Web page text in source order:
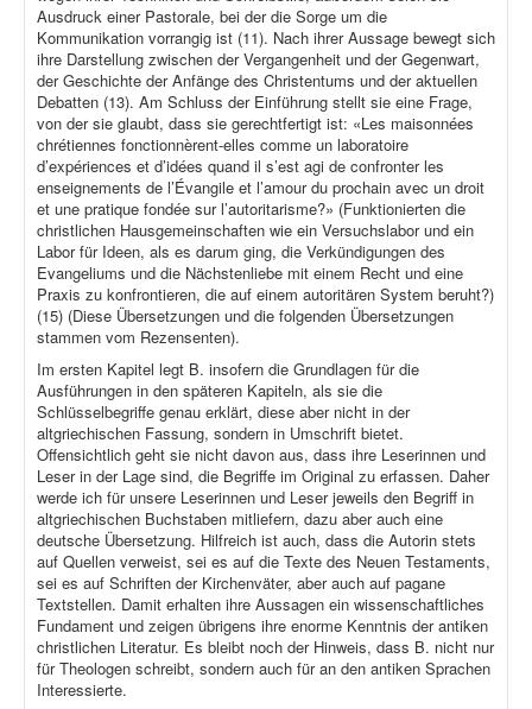
Ausdruck einer Pastorale, bei der die Sorge um die
Kommunikation vorrangig ist (11). Nach ihrer Aussage bewegt sich
ihre Darstellung zwischen der Vergangenheit und der Gegenwart,
der Geschichte der Anfänge des Christentums und der aktuellen
Debatten (13). Am Schluss der Einführung stellt sie eine Frage,
von der sie glaubt, dass sie gerechtfertigt ist: «Les maisonnées
chrétiennes fonctionnèrent-elles comme un laboratoire
d’expériences et d’idées quand il s’est agi de confronter les
enseignements de l’Évangile et l’amour du prochain avec un droit
et une pratique fondée sur l’autoritarisme?» (Funktionierten die
christlichen Hausgemeinschaften wie ein Versuchslabor und ein
Labor für Ideen, als es darum ging, die Verkündigungen des
Evangeliums und die Nächstenliebe mit einem Recht und eine
Praxis zu konfrontieren, die auf einem autoritären System beruht?)
(15) (Diese Übersetzungen und die folgenden Übersetzungen
stammen vom Rezensenten).
Im ersten Kapitel legt B. insofern die Grundlagen für die
Ausführungen in den späteren Kapiteln, als sie die
Schlüsselbegriffe genau erklärt, diese aber nicht in der
altgriechischen Fassung, sondern in Umschrift bietet.
Offensichtlich geht sie nicht davon aus, dass ihre Leserinnen und
Leser in der Lage sind, die Begriffe im Original zu erfassen. Daher
werde ich für unsere Leserinnen und Leser jeweils den Begriff in
altgriechischen Buchstaben mitliefern, dazu aber auch eine
deutsche Übersetzung. Hilfreich ist auch, dass die Autorin stets
auf Quellen verweist, sei es auf die Texte des Neuen Testaments,
sei es auf Schriften der Kirchenväter, aber auch auf pagane
Textstellen. Damit erhalten ihre Aussagen ein wissenschaftliches
Fundament und zeigen übrigens ihre enorme Kenntnis der antiken
christlichen Literatur. Es bleibt noch der Hinweis, dass B. nicht nur
für Theologen schreibt, sondern auch für an den antiken Sprachen
Interessierte.